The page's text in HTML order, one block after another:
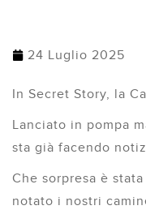
24 Luglio 2025
In Secret Story, la
Lanciato in pompa
sta già facendo
Che sorpresa è
notato i nostri